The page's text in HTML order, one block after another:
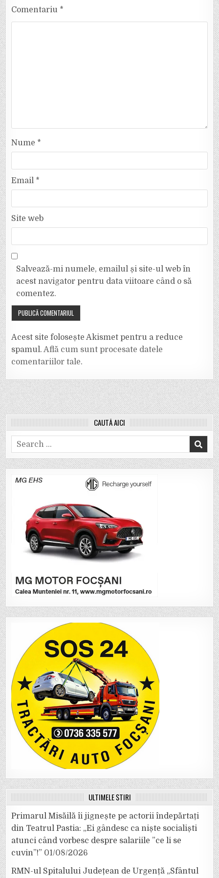
Comentariu *
Nume *
Email *
Site web
Salvează-mi numele, emailul și site-ul web în
acest navigator pentru data viitoare când o să
comentez.
Acest site folosește Akismet pentru a reduce
spamul.Află cum sunt procesate datele
comentariilor tale.
CAUTĂ AICI
Search
for:
ULTIMELE ȘTIRI
Primarul Misăilă îi jignește pe actorii îndepărtați
din Teatrul Pastia: „Ei gândesc ca niște socialiști
atunci când vorbesc despre salariile ”ce li se
cuvin”!” 01/08/2026
RMN-ul Spitalului Județean de Urgență „Sfântul